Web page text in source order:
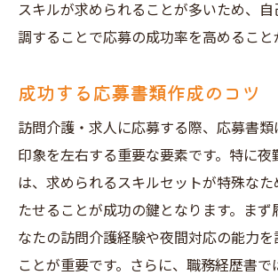
スキルが求められることが多いため、自
調することで応募の成功率を高めること
成功する応募書類作成のコツ
訪問介護・求人に応募する際、応募書
印象を左右する重要な要素です。特に夜
は、求められるスキルセットが特殊な
たせることが成功の鍵となります。まず
なたの訪問介護経験や夜間対応の能力を
ことが重要です。さらに、職務経歴書で